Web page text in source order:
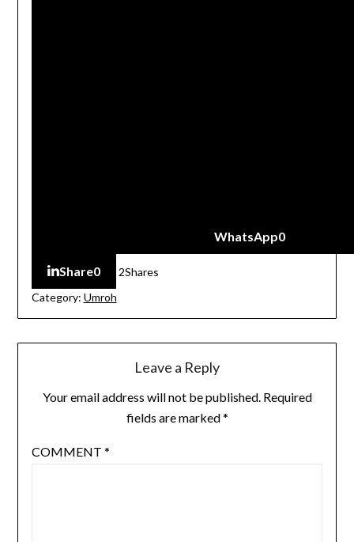
WhatsApp0
Share0 2Shares
Category: Umroh
Leave a Reply
Your email address will not be published. Required
fields are marked*
COMMENT *